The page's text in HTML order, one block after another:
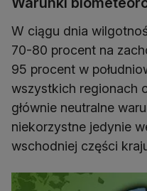
W ciągu dnia
70-80 procent na
95 procent w
wszystkich regionach
głównie neutralne
niekorzystne jedynie
wschodniej części